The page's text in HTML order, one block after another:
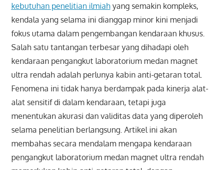
kebutuhan penelitian ilmiahyang semakin kompleks,
kendala yang selama ini dianggap minor kini menjadi
fokus utama dalam pengembangan kendaraan khusus.
Salah satu tantangan terbesar yang dihadapi oleh
kendaraan pengangkut laboratorium medan magnet
ultra rendah adalah perlunya kabin anti-getaran total.
Fenomena ini tidak hanya berdampak pada kinerja alat-
alat sensitif di dalam kendaraan, tetapi juga
menentukan akurasi dan validitas data yang diperoleh
selama penelitian berlangsung. Artikel ini akan
membahas secara mendalam mengapa kendaraan
pengangkut laboratorium medan magnet ultra rendah